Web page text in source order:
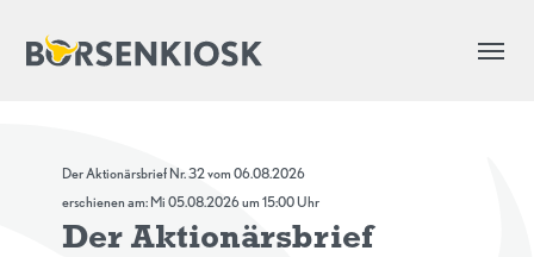
Der Aktionärsbrief Nr. 32 vom 06.08.2026
erschienen am: Mi 05.08.2026 um 15:00 Uhr
Der Aktionärsbrief